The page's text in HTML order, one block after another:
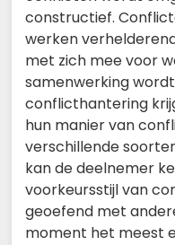
constructief.
werken
met zich mee voor
samenwerking
conflicthantering
hun manier van
verschillende
kan de deelnemer
voorkeursstijl van
geoefend met
moment het meest